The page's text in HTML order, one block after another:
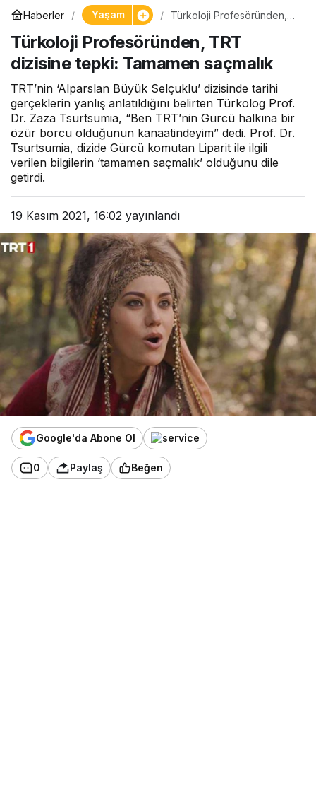
Haberler Yaşam
Türkoloji Profesöründen,
Tamamen saçmalık
Türkoloji Profesöründen, TRT
dizisine tepki: Tamamen saçmalık
TRT’nin ‘Alparslan Büyük Selçuklu’ dizisinde tarihi
gerçeklerin yanlış anlatıldığını belirten Türkolog Prof.
Dr. Zaza Tsurtsumia, “Ben TRT’nin Gürcü halkına bir
özür borcu olduğunun kanaatindeyim” dedi. Prof. Dr.
Tsurtsumia, dizide Gürcü komutan Liparit ile ilgili
verilen bilgilerin ‘tamamen saçmalık’ olduğunu dile
getirdi.
19 Kasım 2021, 16:02 yayınlandı
Google'da Abone Ol
0 Paylaş Beğen